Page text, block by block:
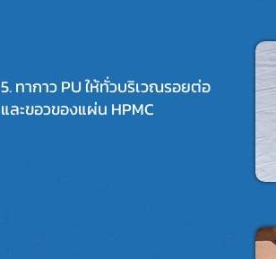
5. ทากาว PU ให้ทั่วบริเวณรอยต่อ
และขอวของแผ่น HPMC